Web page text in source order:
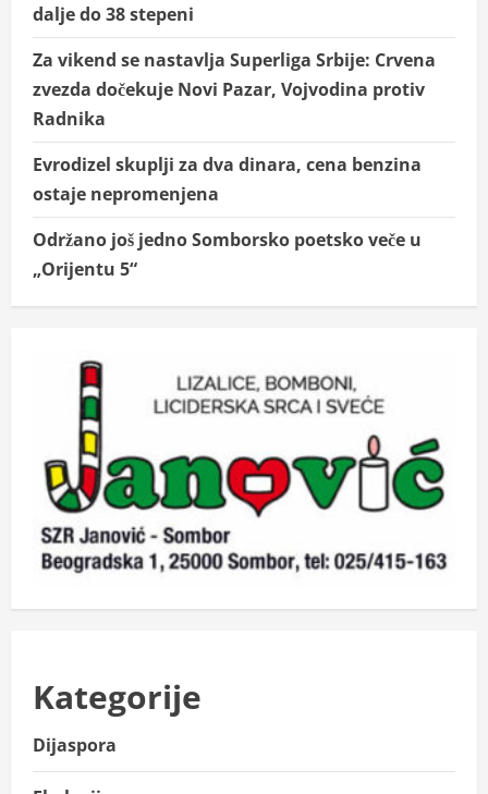
dalje do 38 stepeni
Za vikend se nastavlja Superliga Srbije: Crvena
zvezda dočekuje Novi Pazar, Vojvodina protiv
Radnika
Evrodizel skuplji za dva dinara, cena benzina
ostaje nepromenjena
Održano još jedno Somborsko poetsko veče u
„Orijentu 5“
Kategorije
Dijaspora